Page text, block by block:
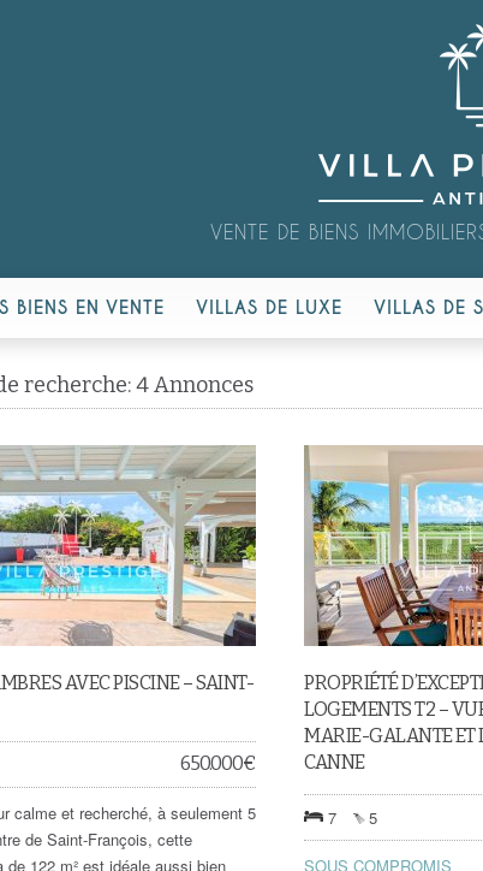
VENTE DE BIENS
BIENS EN VENTE VILLAS DE LUXE VILLAS DE
recherche: 4 Annonces
AVEC PISCINE – SAINT-
650.000€
calme et recherché, à seulement 5
de Saint-François, cette
de 122 m² est idéale aussi bien
PROPRIÉTÉ
LOGEMENTS T2 –
MARIE-GALANTE ET
CANNE
7 5
SOUS COMPROMIS